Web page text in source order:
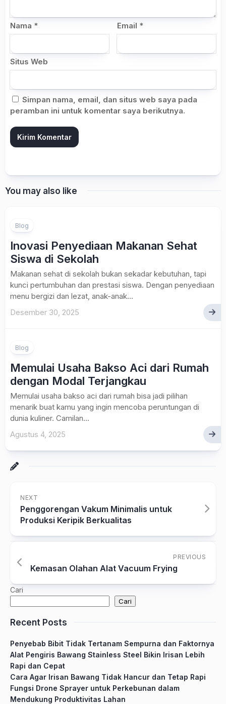
Nama * Email *
Situs Web
Simpan nama, email, dan situs web saya pada
peramban ini untuk komentar saya berikutnya.
You may also like
Blog
Inovasi Penyediaan Makanan Sehat
Siswa di Sekolah
Makanan sehat di sekolah bukan sekadar kebutuhan, tapi
kunci pertumbuhan dan prestasi siswa. Dengan penyediaan
menu bergizi dan lezat, anak-anak...
Desember 30, 2025
Blog
Memulai Usaha Bakso Aci dari Rumah
dengan Modal Terjangkau
Memulai usaha bakso aci dari rumah bisa jadi pilihan
menarik buat kamu yang ingin mencoba peruntungan di
dunia kuliner. Camilan...
Agustus 4, 2025
NEXT
Penggorengan Vakum Minimalis untuk
Produksi Keripik Berkualitas
PREVIOUS
Kemasan Olahan Alat Vacuum Frying
Cari
Cari
Recent Posts
Penyebab Bibit Tidak Tertanam Sempurna dan Faktornya
Alat Pengiris Bawang Stainless Steel Bikin Irisan Lebih
Rapi dan Cepat
Cara Agar Irisan Bawang Tidak Hancur dan Tetap Rapi
Fungsi Drone Sprayer untuk Perkebunan dalam
Mendukung Produktivitas Lahan